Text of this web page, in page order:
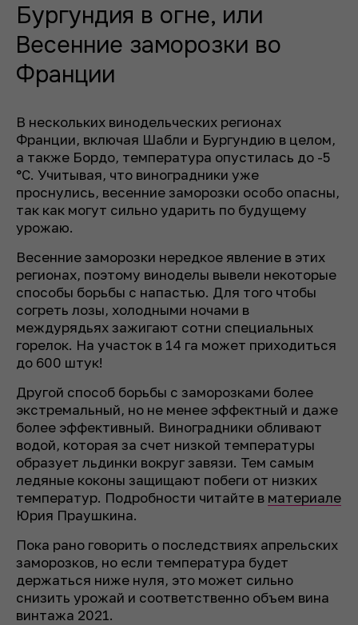
Бургундия в огне, или
Весенние заморозки во
Франции
В нескольких винодельческих регионах
Франции, включая Шабли и Бургундию в целом,
а также Бордо, температура опустилась до -5
°C. Учитывая, что виноградники уже
проснулись, весенние заморозки особо опасны,
так как могут сильно ударить по будущему
урожаю.
Весенние заморозки нередкое явление в этих
регионах, поэтому виноделы вывели некоторые
способы борьбы с напастью. Для того чтобы
согреть лозы, холодными ночами в
междурядьях зажигают сотни специальных
горелок. На участок в 14 га может приходиться
до 600 штук!
Другой способ борьбы с заморозками более
экстремальный, но не менее эффектный и даже
более эффективный. Виноградники обливают
водой, которая за счет низкой температуры
образует льдинки вокруг завязи. Тем самым
ледяные коконы защищают побеги от низких
температур. Подробности читайте в материале
Юрия Праушкина.
Пока рано говорить о последствиях апрельских
заморозков, но если температура будет
держаться ниже нуля, это может сильно
снизить урожай и соответственно объем вина
винтажа 2021.